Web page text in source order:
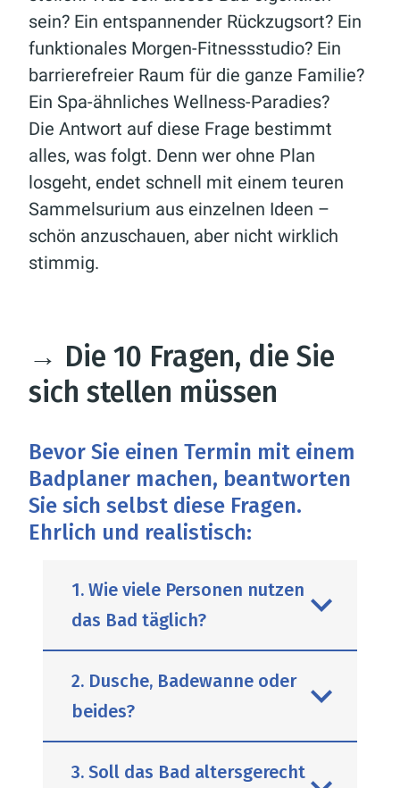
sein? Ein entspannender Rückzugsort? Ein
funktionales Morgen-Fitnessstudio? Ein
barrierefreier Raum für die ganze Familie?
Ein Spa-ähnliches Wellness-Paradies?
Die Antwort auf diese Frage bestimmt
alles, was folgt. Denn wer ohne Plan
losgeht, endet schnell mit einem teuren
Sammelsurium aus einzelnen Ideen –
schön anzuschauen, aber nicht wirklich
stimmig.
→ Die 10 Fragen, die Sie
sich stellen müssen
Bevor Sie einen Termin mit einem
Badplaner machen, beantworten
Sie sich selbst diese Fragen.
Ehrlich und realistisch:
1. Wie viele Personen nutzen
das Bad täglich?
Das ist entscheidend. Eine
vierköpfige Familie mit Kindern
2. Dusche, Badewanne oder
beides?
3. Soll das Bad altersgerecht